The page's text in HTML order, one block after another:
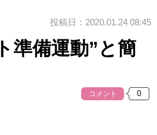
投稿日：2020.01.24 08:45
準備運動”と簡
コメント